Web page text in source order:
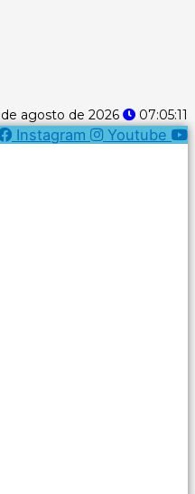
agosto de 2026 07:05:12
Instagram Youtube